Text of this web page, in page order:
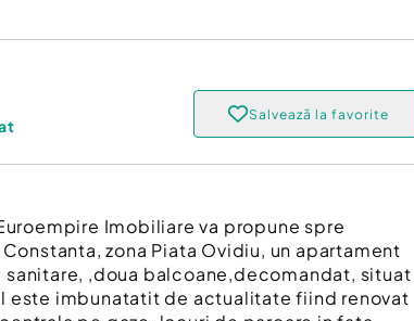
Salvează la favorite
Imobiliare va propune spre
zona Piata Ovidiu, un apartament
sanitare, ,doua balcoane,decomandat, situat
este imbunatatit de actualitate fiind renovat